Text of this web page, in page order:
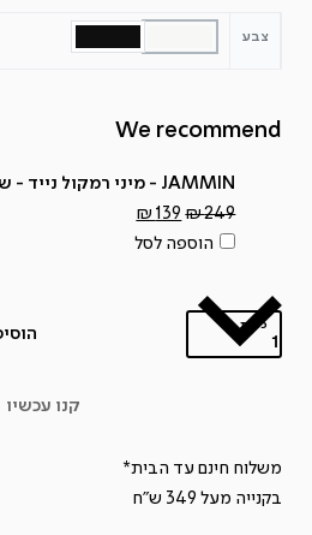
צבע
We recommend
JAMMIN - מיני רמקול נייד - שחור
₪249
המחיר
המקורי
₪ 139
המחיר
הנוכחיהוספה לסל
כמות
TRENCHTOWN
ANC
קנו עכשיו
משלוח חינם עד הבית*
בקנייה מעל 349 ש"ח